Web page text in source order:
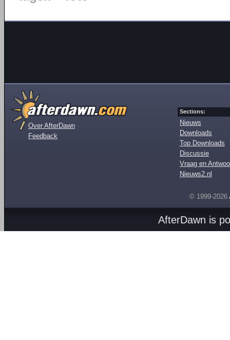
Over AfterDawn
Feedback
Sections:
Nieuws
Downloads
Top Downloads
Discussie
Vraag en
Nieuws2.nl
© 1999-2026
AfterDawn is